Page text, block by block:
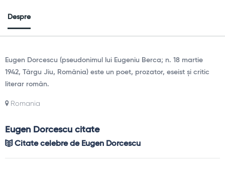
Despre
Eugen Dorcescu (pseudonimul lui Eugeniu Berca; n. 18 martie
1942, Târgu Jiu, România) este un poet, prozator, eseist și critic
literar român.
Romania
Eugen Dorcescu citate
Citate celebre de Eugen Dorcescu